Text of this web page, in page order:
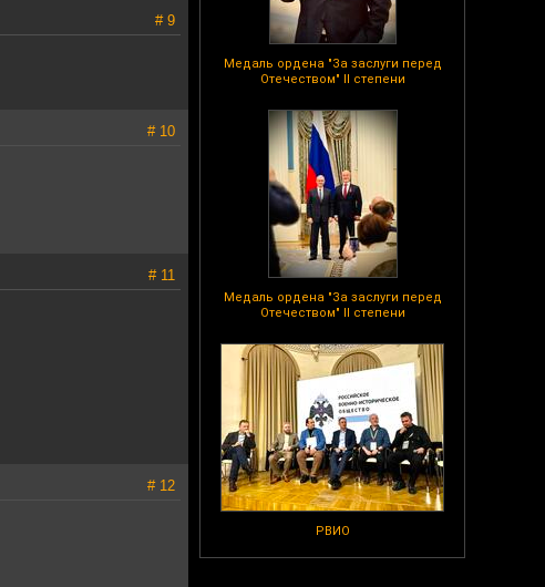
Медаль ордена "За заслуги перед
Отечеством" II степени
Медаль ордена "За заслуги перед
Отечеством" II степени
РВИО
# 9
# 10
# 11
# 12